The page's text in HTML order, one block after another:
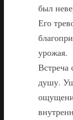
был
Его
урожая.
Встреча
душу.